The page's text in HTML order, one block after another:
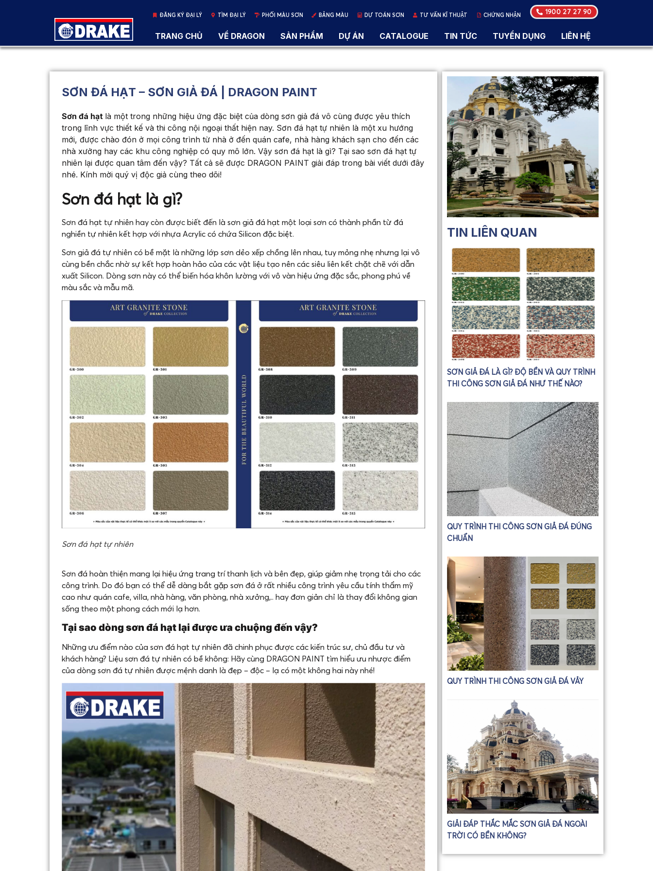
ĐĂNG KÝ ĐẠI LÝ TÌM ĐẠI LÝ PHỐI MÀU SƠN BẢNG MÀU DỰ TOÁN SƠN TƯ VẤN KĨ THUẬT CHỨNG NHẬN 1900 27 27 90
TRANG CHỦ VỀ DRAGON SẢN PHẨM DỰ ÁN CATALOGUE TIN TỨC TUYỂN DỤNG LIÊN HỆ
SƠN ĐÁ HẠT – SƠN GIẢ ĐÁ | DRAGON PAINT
Sơn đá hạt là một trong những hiệu ứng đặc biệt của dòng sơn giả đá vô cùng được yêu thích
trong lĩnh vực thiết kế và thi công nội ngoại thất hiện nay. Sơn đá hạt tự nhiên là một xu hướng
mới, được chào đón ở mọi công trình từ nhà ở đến quán cafe, nhà hàng khách sạn cho đến các
nhà xưởng hay các khu công nghiệp có quy mô lớn. Vậy sơn đá hạt là gì? Tại sao sơn đá hạt tự
nhiên lại được quan tâm đến vậy? Tất cả sẽ được DRAGON PAINT giải đáp trong bài viết dưới đây
nhé. Kính mời quý vị độc giả cùng theo dõi!
Sơn đá hạt là gì?
Sơn đá hạt tự nhiên hay còn được biết đến là sơn giả đá hạt một loại sơn có thành phần từ đá
nghiền tự nhiên kết hợp với nhựa Acrylic có chứa Silicon đặc biệt.
Sơn giả đá tự nhiên có bề mặt là những lớp sơn dẻo xếp chồng lên nhau, tuy mỏng nhẹ nhưng lại vô
cùng bền chắc nhờ sự kết hợp hoàn hảo của các vật liệu tạo nên các siêu liên kết chặt chẽ với dẫn
xuất Silicon. Dòng sơn này có thể biến hóa khôn lường với vô vàn hiệu ứng đặc sắc, phong phú về
màu sắc và mẫu mã.
Sơn đá hạt tự nhiên
Sơn đá hoàn thiện mang lại hiệu ứng trang trí thanh lịch và bên đẹp, giúp giảm nhẹ trọng tải cho các
công trình. Do đó bạn có thể dễ dàng bắt gặp sơn đá ở rất nhiều công trình yêu cầu tính thẩm mỹ
cao như quán cafe, villa, nhà hàng, văn phòng, nhà xưởng,.. hay đơn giản chỉ là thay đổi không gian
sống theo một phong cách mới lạ hơn.
Tại sao dòng sơn đá hạt lại được ưa chuộng đến vậy?
Những ưu điểm nào của sơn đá hạt tự nhiên đã chinh phục được các kiến trúc sư, chủ đầu tư và
khách hàng? Liệu sơn đá tự nhiên có bề không: Hãy cùng DRAGON PAINT tìm hiểu ưu nhược điểm
của dòng sơn đá tự nhiên được mệnh danh là đẹp – độc – lạ có một không hai này nhé!
TIN LIÊN QUAN
SƠN GIẢ ĐÁ LÀ GÌ? ĐỘ BỀN VÀ QUY TRÌNH
THI CÔNG SƠN GIẢ ĐÁ NHƯ THẾ NÀO?
QUY TRÌNH THI CÔNG SƠN GIẢ ĐÁ ĐÚNG
CHUẨN
QUY TRÌNH THI CÔNG SƠN GIẢ ĐÁ VẢY
GIẢI ĐÁP THẮC MẮC SƠN GIẢ ĐÁ NGOÀI
TRỜI CÓ BỀN KHÔNG?